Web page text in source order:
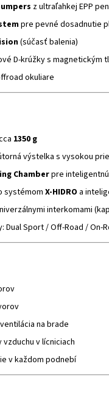
z ultraľahkej EPP
pre pevné dosadnutie
(súčasť balenia)
D-krúžky s magnetickým
okuliare
1350 g
výstelka s vysokou
Chamberpre
systémomX-HIDRO a
interkomami
Dual Sport / Off-Road / On-
na brade
v lícniciach
v každom podnebí